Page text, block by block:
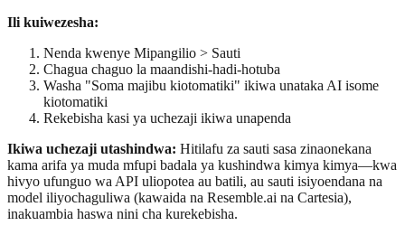
Ili kuiwezesha:
Nenda kwenye Mipangilio > Sauti
Chagua chaguo la maandishi-hadi-hotuba
Washa "Soma majibu kiotomatiki" ikiwa unataka AI isome
kiotomatiki
Rekebisha kasi ya uchezaji ikiwa unapenda
Ikiwa uchezaji utashindwa: Hitilafu za sauti sasa zinaonekana
kama arifa ya muda mfupi badala ya kushindwa kimya kimya—kwa
hivyo ufunguo wa API uliopotea au batili, au sauti isiyoendana na
model iliyochaguliwa (kawaida na Resemble.ai na Cartesia),
inakuambia haswa nini cha kurekebisha.